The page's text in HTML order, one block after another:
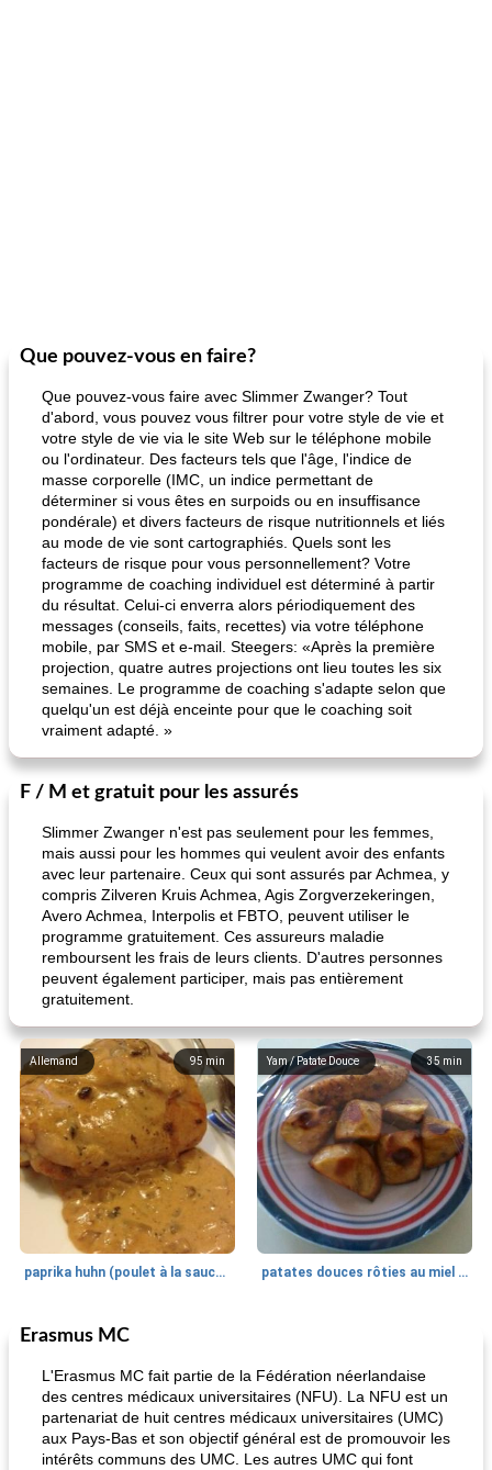
Que pouvez-vous en faire?
Que pouvez-vous faire avec Slimmer Zwanger? Tout
d'abord, vous pouvez vous filtrer pour votre style de vie et
votre style de vie via le site Web sur le téléphone mobile
ou l'ordinateur. Des facteurs tels que l'âge, l'indice de
masse corporelle (IMC, un indice permettant de
déterminer si vous êtes en surpoids ou en insuffisance
pondérale) et divers facteurs de risque nutritionnels et liés
au mode de vie sont cartographiés. Quels sont les
facteurs de risque pour vous personnellement? Votre
programme de coaching individuel est déterminé à partir
du résultat. Celui-ci enverra alors périodiquement des
messages (conseils, faits, recettes) via votre téléphone
mobile, par SMS et e-mail. Steegers: «Après la première
projection, quatre autres projections ont lieu toutes les six
semaines. Le programme de coaching s'adapte selon que
quelqu'un est déjà enceinte pour que le coaching soit
vraiment adapté. »
F / M et gratuit pour les assurés
Slimmer Zwanger n'est pas seulement pour les femmes,
mais aussi pour les hommes qui veulent avoir des enfants
avec leur partenaire. Ceux qui sont assurés par Achmea, y
compris Zilveren Kruis Achmea, Agis Zorgverzekeringen,
Avero Achmea, Interpolis et FBTO, peuvent utiliser le
programme gratuitement. Ces assureurs maladie
remboursent les frais de leurs clients. D'autres personnes
peuvent également participer, mais pas entièrement
gratuitement.
95 min
Allemand
paprika huhn (poulet à la sauce paprika).
35 min
Yam / Patate Douce
patates douces rôties au miel / kumara
Petit déjeuner et brunch
Erasmus MC
L'Erasmus MC fait partie de la Fédération néerlandaise
des centres médicaux universitaires (NFU). La NFU est un
partenariat de huit centres médicaux universitaires (UMC)
aux Pays-Bas et son objectif général est de promouvoir les
intérêts communs des UMC. Les autres UMC qui font